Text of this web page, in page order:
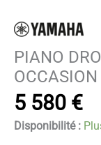
PIANO
OCCASION
5 580 €
Disponibilité :